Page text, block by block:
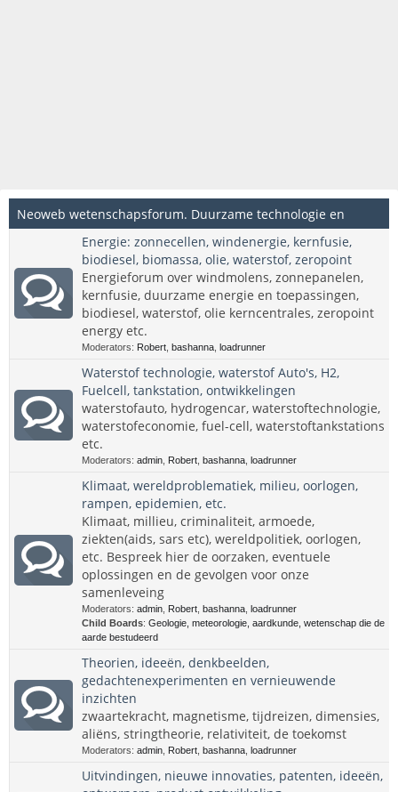
Neoweb wetenschapsforum. Duurzame technologie en
innovatieve wetenschappelijke onderwerpen.
Energie: zonnecellen, windenergie, kernfusie,
biodiesel, biomassa, olie, waterstof, zeropoint
Energieforum over windmolens, zonnepanelen,
kernfusie, duurzame energie en toepassingen,
biodiesel, waterstof, olie kerncentrales, zeropoint
energy etc.
Moderators: Robert bashanna loadrunner
Waterstof technologie, waterstof Auto's, H2,
Fuelcell, tankstation, ontwikkelingen
waterstofauto, hydrogencar, waterstoftechnologie,
waterstofeconomie, fuel-cell, waterstoftankstations
etc.
Moderators: admin Robert bashanna loadrunner
Klimaat, wereldproblematiek, milieu, oorlogen,
rampen, epidemien, etc.
Klimaat, millieu, criminaliteit, armoede,
ziekten(aids, sars etc), wereldpolitiek, oorlogen,
etc. Bespreek hier de oorzaken, eventuele
oplossingen en de gevolgen voor onze
samenleveing
Moderators: admin Robert bashanna loadrunner
Child Boards: Geologie, meteorologie, aardkunde, wetenschap die de
aarde bestudeerd
Theorien, ideeën, denkbeelden,
gedachtenexperimenten en vernieuwende
inzichten
zwaartekracht, magnetisme, tijdreizen, dimensies,
aliëns, stringtheorie, relativiteit, de toekomst
Moderators: admin Robert bashanna loadrunner
Uitvindingen, nieuwe innovaties, patenten, ideeën,